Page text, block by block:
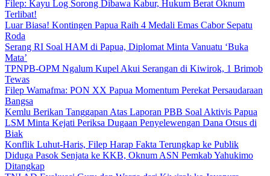
Filep: Kayu Log Sorong Dibawa Kabur, Hukum Berat Oknum
Terlibat!
Luar Biasa! Kontingen Papua Raih 4 Medali Emas Cabor Sepatu
Roda
Serang RI Soal HAM di Papua, Diplomat Minta Vanuatu ‘Buka
Mata’
TPNPB-OPM Ngalum Kupel Akui Serangan di Kiwirok, 1 Brimob
Tewas
Filep Wamafma: PON XX Papua Momentum Perekat Persaudaraan
Bangsa
Kemlu Berikan Tanggapan Atas Laporan PBB Soal Aktivis Papua
LSM Minta Kejati Periksa Dugaan Penyelewengan Dana Otsus di
Biak
Konflik Luhut-Haris, Filep Harap Fakta Terungkap ke Publik
Diduga Pasok Senjata ke KKB, Oknum ASN Pemkab Yahukimo
Ditangkap